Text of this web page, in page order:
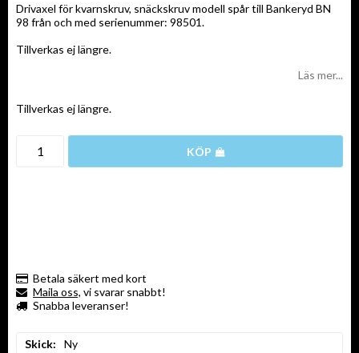
Drivaxel för kvarnskruv, snäckskruv modell spår till Bankeryd BN
98 från och med serienummer: 98501.
Tillverkas ej längre.
Läs mer...
Tillverkas ej längre.
KÖP
Betala säkert med kort
Maila oss, vi svarar snabbt!
Snabba leveranser!
Skick Ny